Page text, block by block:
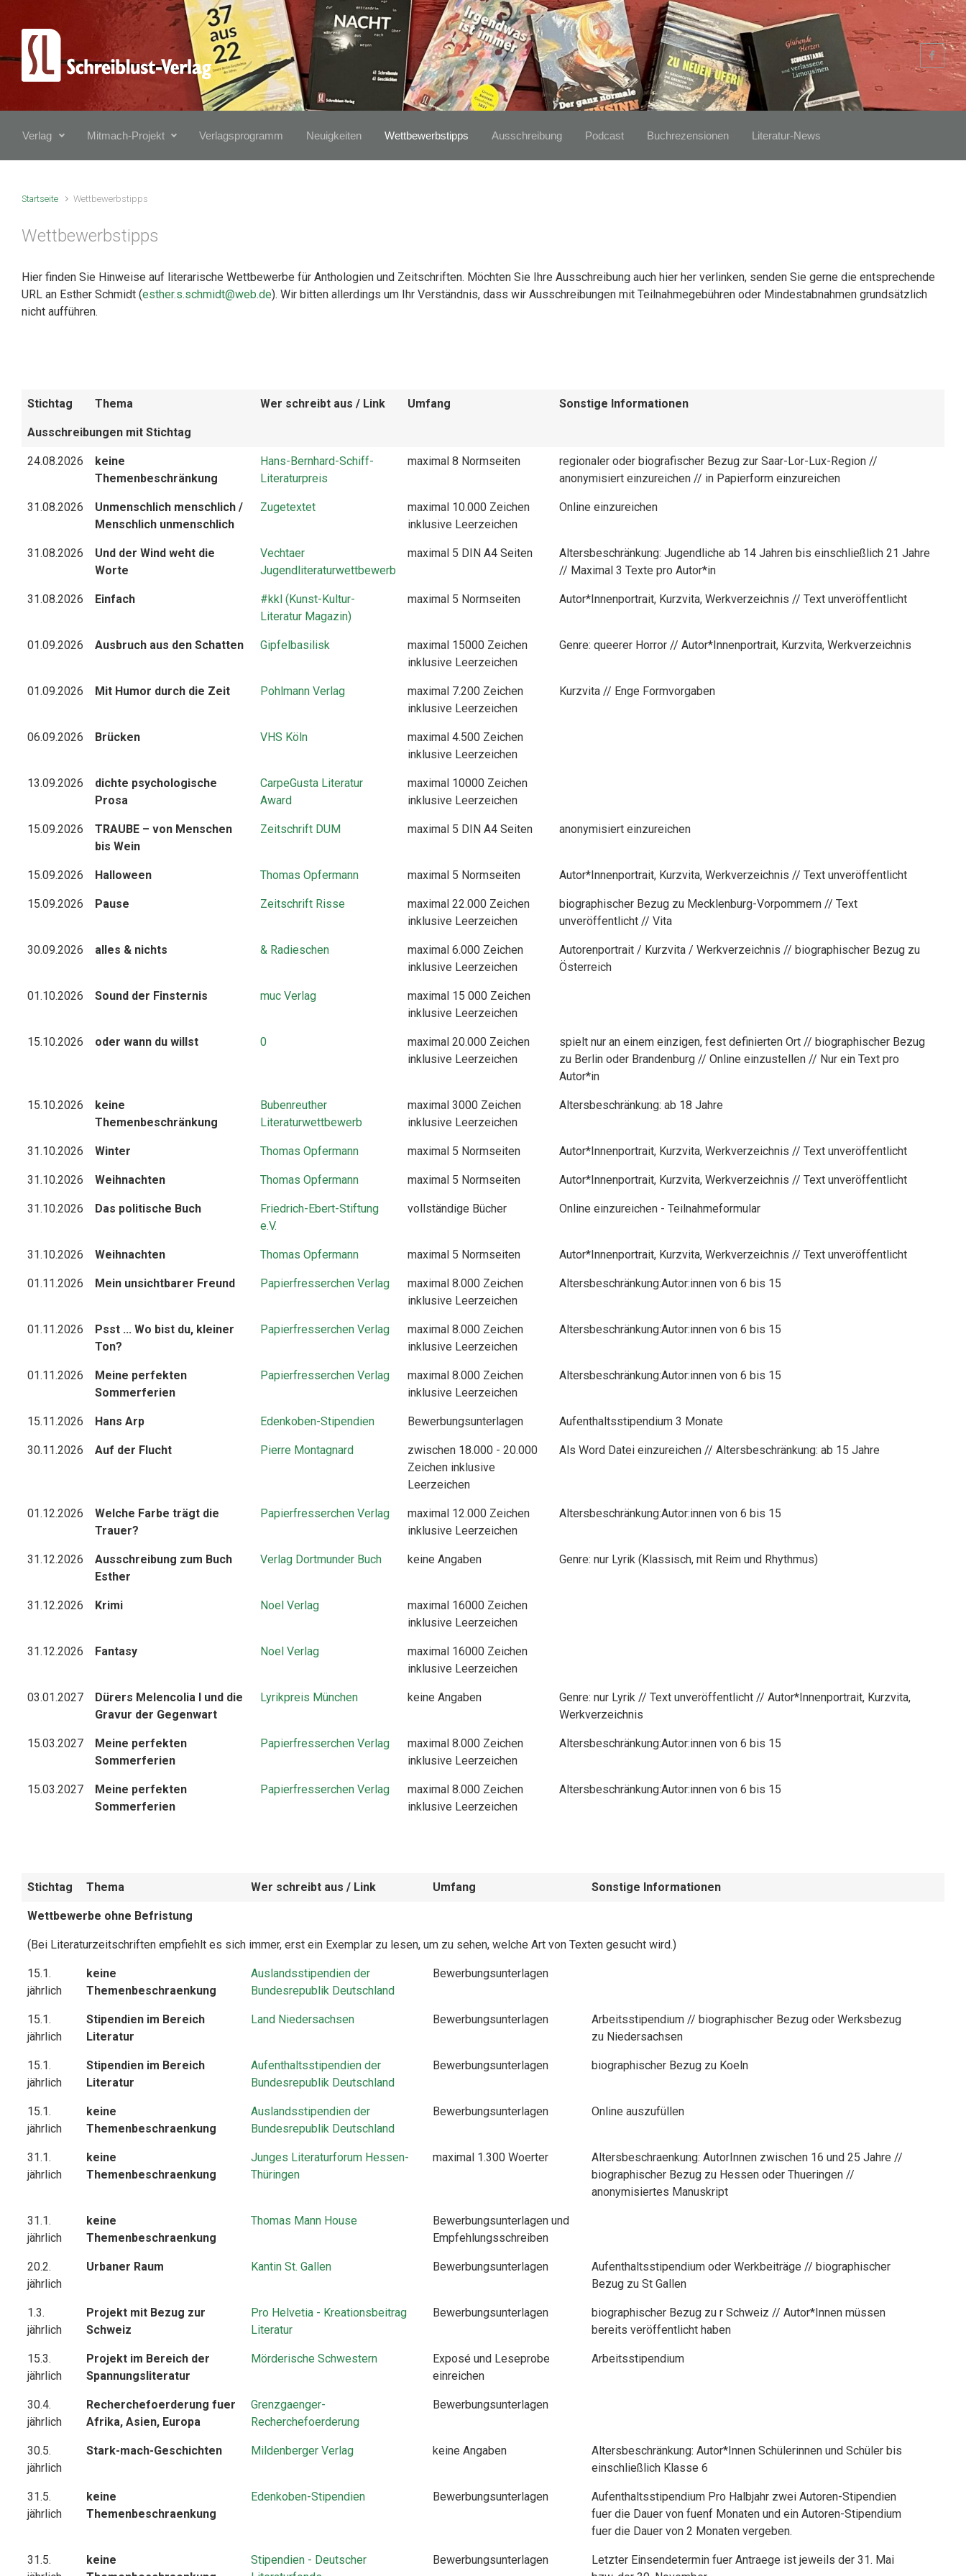
Zum Hauptinhalt springen
Verlag Mitmach-Projekt Verlagsprogramm Neuigkeiten Wettbewerbstipps Ausschreibung Podcast Buchrezensionen Literatur-News
Startseite Wettbewerbstipps
Wettbewerbstipps
Hier finden Sie Hinweise auf literarische Wettbewerbe für Anthologien und Zeitschriften. Möchten Sie Ihre Ausschreibung auch hier her verlinken, senden Sie gerne die entsprechende
URL an Esther Schmidt (esther.s.schmidt@web.de). Wir bitten allerdings um Ihr Verständnis, dass wir Ausschreibungen mit Teilnahmegebühren oder Mindestabnahmen grundsätzlich
nicht aufführen.
Stichtag Thema Wer schreibt aus / Link Umfang Sonstige Informationen
Ausschreibungen mit Stichtag
24.08.2026
keine
Themenbeschränkung
Hans-Bernhard-Schiff-
Literaturpreis
maximal 8 Normseiten
regionaler oder biografischer Bezug zur Saar-Lor-Lux-Region //
anonymisiert einzureichen // in Papierform einzureichen
31.08.2026
Unmenschlich menschlich /
Menschlich unmenschlich
Zugetextet
maximal 10.000 Zeichen
inklusive Leerzeichen
Online einzureichen
31.08.2026
Und der Wind weht die
Worte
Vechtaer
Jugendliteraturwettbewerb
maximal 5 DIN A4 Seiten
Altersbeschränkung: Jugendliche ab 14 Jahren bis einschließlich 21 Jahre
// Maximal 3 Texte pro Autor*in
31.08.2026 Einfach
#kkl (Kunst-Kultur-
Literatur Magazin)
maximal 5 Normseiten Autor*Innenportrait, Kurzvita, Werkverzeichnis // Text unveröffentlicht
01.09.2026 Ausbruch aus den Schatten Gipfelbasilisk
maximal 15000 Zeichen
inklusive Leerzeichen
Genre: queerer Horror // Autor*Innenportrait, Kurzvita, Werkverzeichnis
01.09.2026 Mit Humor durch die Zeit Pohlmann Verlag
maximal 7.200 Zeichen
inklusive Leerzeichen
Kurzvita // Enge Formvorgaben
06.09.2026 Brücken VHS Köln
maximal 4.500 Zeichen
inklusive Leerzeichen
13.09.2026
dichte psychologische
Prosa
CarpeGusta Literatur
Award
maximal 10000 Zeichen
inklusive Leerzeichen
15.09.2026
TRAUBE – von Menschen
bis Wein
Zeitschrift DUM maximal 5 DIN A4 Seiten anonymisiert einzureichen
15.09.2026 Halloween Thomas Opfermann maximal 5 Normseiten Autor*Innenportrait, Kurzvita, Werkverzeichnis // Text unveröffentlicht
15.09.2026 Pause Zeitschrift Risse
maximal 22.000 Zeichen
inklusive Leerzeichen
biographischer Bezug zu Mecklenburg-Vorpommern // Text
unveröffentlicht // Vita
30.09.2026 alles & nichts & Radieschen
maximal 6.000 Zeichen
inklusive Leerzeichen
Autorenportrait / Kurzvita / Werkverzeichnis // biographischer Bezug zu
Österreich
01.10.2026 Sound der Finsternis muc Verlag
maximal 15 000 Zeichen
inklusive Leerzeichen
15.10.2026 oder wann du willst 0
maximal 20.000 Zeichen
inklusive Leerzeichen
spielt nur an einem einzigen, fest definierten Ort // biographischer Bezug
zu Berlin oder Brandenburg // Online einzustellen // Nur ein Text pro
Autor*in
15.10.2026
keine
Themenbeschränkung
Bubenreuther
Literaturwettbewerb
maximal 3000 Zeichen
inklusive Leerzeichen
Altersbeschränkung: ab 18 Jahre
31.10.2026 Winter Thomas Opfermann maximal 5 Normseiten Autor*Innenportrait, Kurzvita, Werkverzeichnis // Text unveröffentlicht
31.10.2026 Weihnachten Thomas Opfermann maximal 5 Normseiten Autor*Innenportrait, Kurzvita, Werkverzeichnis // Text unveröffentlicht
31.10.2026 Das politische Buch
Friedrich-Ebert-Stiftung
e.V.
vollständige Bücher Online einzureichen - Teilnahmeformular
31.10.2026 Weihnachten Thomas Opfermann maximal 5 Normseiten Autor*Innenportrait, Kurzvita, Werkverzeichnis // Text unveröffentlicht
01.11.2026 Mein unsichtbarer Freund Papierfresserchen Verlag
maximal 8.000 Zeichen
inklusive Leerzeichen
Altersbeschränkung:Autor:innen von 6 bis 15
01.11.2026
Psst ... Wo bist du, kleiner
Ton?
Papierfresserchen Verlag
maximal 8.000 Zeichen
inklusive Leerzeichen
Altersbeschränkung:Autor:innen von 6 bis 15
01.11.2026
Meine perfekten
Sommerferien
Papierfresserchen Verlag
maximal 8.000 Zeichen
inklusive Leerzeichen
Altersbeschränkung:Autor:innen von 6 bis 15
15.11.2026 Hans Arp Edenkoben-Stipendien Bewerbungsunterlagen Aufenthaltsstipendium 3 Monate
30.11.2026 Auf der Flucht Pierre Montagnard
zwischen 18.000 - 20.000
Zeichen inklusive
Leerzeichen
Als Word Datei einzureichen // Altersbeschränkung: ab 15 Jahre
01.12.2026
Welche Farbe trägt die
Trauer?
Papierfresserchen Verlag
maximal 12.000 Zeichen
inklusive Leerzeichen
Altersbeschränkung:Autor:innen von 6 bis 15
31.12.2026
Ausschreibung zum Buch
Esther
Verlag Dortmunder Buch keine Angaben Genre: nur Lyrik (Klassisch, mit Reim und Rhythmus)
31.12.2026 Krimi Noel Verlag
maximal 16000 Zeichen
inklusive Leerzeichen
31.12.2026 Fantasy Noel Verlag
maximal 16000 Zeichen
inklusive Leerzeichen
03.01.2027
Dürers Melencolia I und die
Gravur der Gegenwart
Lyrikpreis München keine Angaben
Genre: nur Lyrik // Text unveröffentlicht // Autor*Innenportrait, Kurzvita,
Werkverzeichnis
15.03.2027
Meine perfekten
Sommerferien
Papierfresserchen Verlag
maximal 8.000 Zeichen
inklusive Leerzeichen
Altersbeschränkung:Autor:innen von 6 bis 15
15.03.2027
Meine perfekten
Sommerferien
Papierfresserchen Verlag
maximal 8.000 Zeichen
inklusive Leerzeichen
Altersbeschränkung:Autor:innen von 6 bis 15
Stichtag Thema Wer schreibt aus / Link Umfang Sonstige Informationen
Wettbewerbe ohne Befristung
(Bei Literaturzeitschriften empfiehlt es sich immer, erst ein Exemplar zu lesen, um zu sehen, welche Art von Texten gesucht wird.)
15.1.
jährlich
keine
Themenbeschraenkung
Auslandsstipendien der
Bundesrepublik Deutschland
Bewerbungsunterlagen
15.1.
jährlich
Stipendien im Bereich
Literatur
Land Niedersachsen Bewerbungsunterlagen
Arbeitsstipendium // biographischer Bezug oder Werksbezug
zu Niedersachsen
15.1.
jährlich
Stipendien im Bereich
Literatur
Aufenthaltsstipendien der
Bundesrepublik Deutschland
Bewerbungsunterlagen biographischer Bezug zu Koeln
15.1.
jährlich
keine
Themenbeschraenkung
Auslandsstipendien der
Bundesrepublik Deutschland
Bewerbungsunterlagen Online auszufüllen
31.1.
jährlich
keine
Themenbeschraenkung
Junges Literaturforum Hessen-
Thüringen
maximal 1.300 Woerter
Altersbeschraenkung: AutorInnen zwischen 16 und 25 Jahre //
biographischer Bezug zu Hessen oder Thueringen //
anonymisiertes Manuskript
31.1.
jährlich
keine
Themenbeschraenkung
Thomas Mann House
Bewerbungsunterlagen und
Empfehlungsschreiben
20.2.
jährlich
Urbaner Raum Kantin St. Gallen Bewerbungsunterlagen
Aufenthaltsstipendium oder Werkbeiträge // biographischer
Bezug zu St Gallen
1.3.
jährlich
Projekt mit Bezug zur
Schweiz
Pro Helvetia - Kreationsbeitrag
Literatur
Bewerbungsunterlagen
biographischer Bezug zu r Schweiz // Autor*Innen müssen
bereits veröffentlicht haben
15.3.
jährlich
Projekt im Bereich der
Spannungsliteratur
Mörderische Schwestern
Exposé und Leseprobe
einreichen
Arbeitsstipendium
30.4.
jährlich
Recherchefoerderung fuer
Afrika, Asien, Europa
Grenzgaenger-
Recherchefoerderung
Bewerbungsunterlagen
30.5.
jährlich
Stark-mach-Geschichten Mildenberger Verlag keine Angaben
Altersbeschränkung: Autor*Innen Schülerinnen und Schüler bis
einschließlich Klasse 6
31.5.
jährlich
keine
Themenbeschraenkung
Edenkoben-Stipendien Bewerbungsunterlagen
Aufenthaltsstipendium Pro Halbjahr zwei Autoren-Stipendien
fuer die Dauer von fuenf Monaten und ein Autoren-Stipendium
fuer die Dauer von 2 Monaten vergeben.
31.5.
keine
Stipendien - Deutscher
Bewerbungsunterlagen
Letzter Einsendetermin fuer Antraege ist jeweils der 31. Mai